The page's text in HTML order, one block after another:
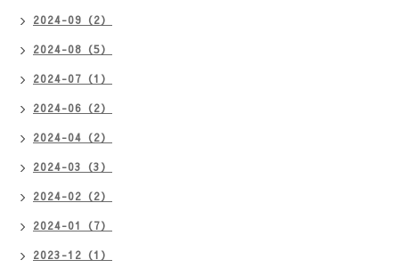
2024-09（2）
2024-08（5）
2024-07（1）
2024-06（2）
2024-04（2）
2024-03（3）
2024-02（2）
2024-01（7）
2023-12（1）